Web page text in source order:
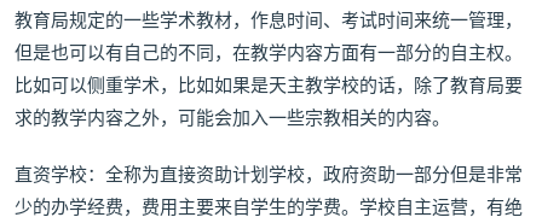
教育局规定的一些学术教材，作息时间、考试时间来统一管理，
但是也可以有自己的不同，在教学内容方面有一部分的自主权。
比如可以侧重学术，比如如果是天主教学校的话，除了教育局要
求的教学内容之外，可能会加入一些宗教相关的内容。
直资学校：全称为直接资助计划学校，政府资助一部分但是非常
少的办学经费，费用主要来自学生的学费。学校自主运营，有绝